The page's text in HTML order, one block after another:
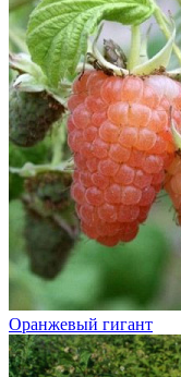
Оранжевый гигант